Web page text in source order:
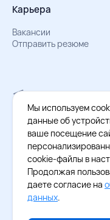
Карьера
Вакансии
Отправить резюме
Мы в Телеграм
Документы об обработке
Охрана труда –
Мы используем
данные об
ваше посещение
cookie-файлы в
Продолжая
даете согласие на
данных.